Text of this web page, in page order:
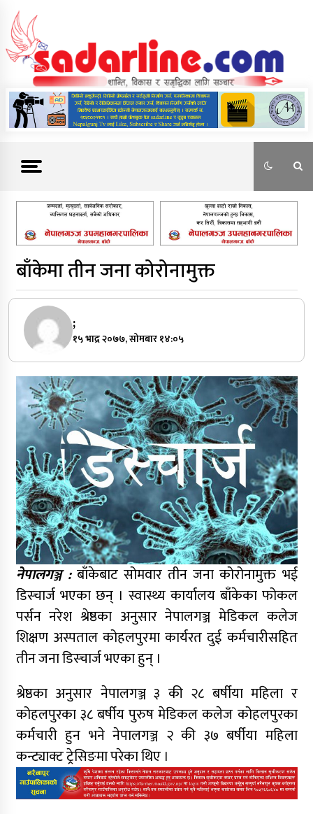
content
News For Nepal
बाँकेमा तीन जना कोरोनामुक्त
;
१५ भाद्र २०७७, सोमबार १४:०५
नेपालगञ्ज : बाँकेबाट सोमवार तीन जना कोरोनामुक्त भई
डिस्चार्ज भएका छन् । स्वास्थ्य कार्यालय बाँकेका फोकल
पर्सन नरेश श्रेष्ठका अनुसार नेपालगञ्ज मेडिकल कलेज
शिक्षण अस्पताल कोहलपुरमा कार्यरत दुई कर्मचारीसहित
तीन जना डिस्चार्ज भएका हुन् ।
श्रेष्ठका अनुसार नेपालगञ्ज ३ की २८ बर्षीया महिला र
कोहलपुरका ३८ बर्षीय पुरुष मेडिकल कलेज कोहलपुरका
कर्मचारी हुन भने नेपालगञ्ज २ की ३७ बर्षीया महिला
कन्ट्याक्ट ट्रेसिङमा परेका थिए ।